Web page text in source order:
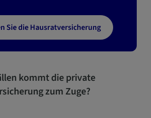
Sie die Hausratversicherung
kommt die private
zum Zuge?